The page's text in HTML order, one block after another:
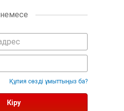
немесе
Құпия сөзді ұмыттыңыз ба?
Кіру